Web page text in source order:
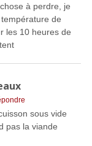
à perdre, je
de
les 10 heures de
sous vide
pas la viande